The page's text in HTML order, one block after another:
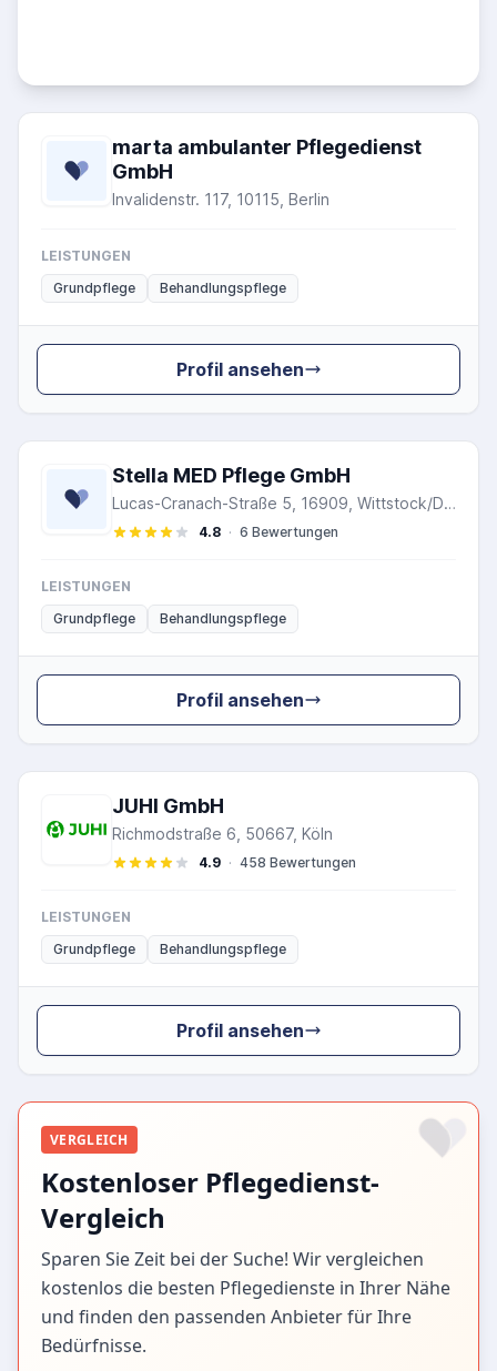
marta ambulanter Pflegedienst
GmbH
Invalidenstr. 117, 10115, Berlin
LEISTUNGEN
Grundpflege
Behandlungspflege
Profil ansehen
Stella MED Pflege GmbH
Lucas-Cranach-Straße 5, 16909, Wittstock/Dosse
4.8 · 6 Bewertungen
LEISTUNGEN
Grundpflege
Behandlungspflege
Profil ansehen
JUHI GmbH
Richmodstraße 6, 50667, Köln
4.9 · 458 Bewertungen
LEISTUNGEN
Grundpflege
Behandlungspflege
Profil ansehen
VERGLEICH
Kostenloser Pflegedienst-
Vergleich
Sparen Sie Zeit bei der Suche! Wir vergleichen
kostenlos die besten Pflegedienste in Ihrer Nähe
und finden den passenden Anbieter für Ihre
Bedürfnisse.